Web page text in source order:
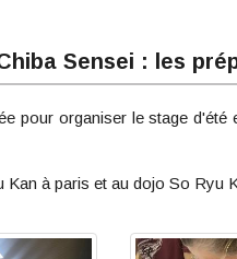
Sensei : les
pour organiser le stage
à paris et au dojo So Ryu